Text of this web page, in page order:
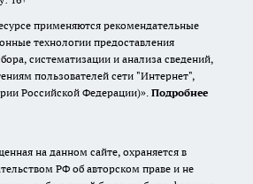
применяются рекомендательные
технологии предоставления
систематизации и анализа сведений,
пользователей сети "Интернет",
Российской Федерации)». Подробнее
на данном сайте, охраняется в
РФ об авторском праве и не